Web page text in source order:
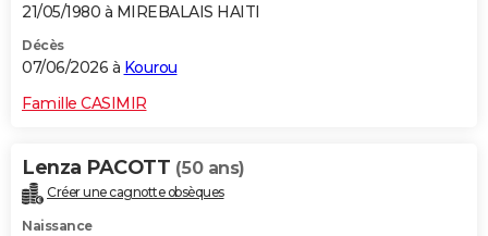
21/05/1980 à MIREBALAIS HAITI
Décès
07/06/2026 à Kourou
Famille CASIMIR
Lenza PACOTT (50 ans)
Créer une cagnotte obsèques
Naissance